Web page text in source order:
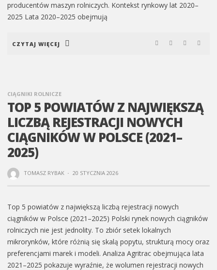
producentów maszyn rolniczych. Kontekst rynkowy lat 2020–
2025 Lata 2020–2025 obejmują
CZYTAJ WIĘCEJ
CIĄGNIKI ROLNICZE
TOP 5 POWIATÓW Z NAJWIĘKSZĄ
LICZBĄ REJESTRACJI NOWYCH
CIĄGNIKÓW W POLSCE (2021–
2025)
TOMASZ RYBAK · 20 STYCZNIA 2026
Top 5 powiatów z największą liczbą rejestracji nowych
ciągników w Polsce (2021–2025) Polski rynek nowych ciągników
rolniczych nie jest jednolity. To zbiór setek lokalnych
mikrorynków, które różnią się skalą popytu, strukturą mocy oraz
preferencjami marek i modeli. Analiza Agritrac obejmująca lata
2021–2025 pokazuje wyraźnie, że wolumen rejestracji nowych